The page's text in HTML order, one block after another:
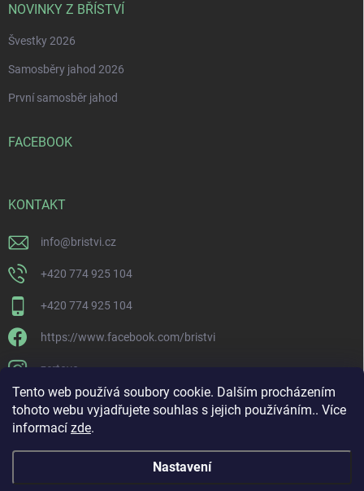
Tento web používá soubory cookie. Dalším procházením
tohoto webu vyjadřujete souhlas s jejich používáním.. Více
informací zde.
Nastavení
NOVINKY Z BŘÍSTVÍ
Švestky 2026
Samosběry jahod 2026
První samosběr jahod
FACEBOOK
KONTAKT
info@bristvi.cz
+420 774 925 104
+420 774 925 104
https://www.facebook.com/bristvi
zertovo